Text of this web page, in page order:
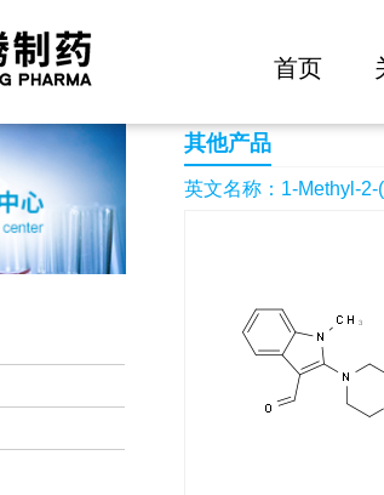
首页
产品中心 1-Methyl-2-(4-
其他产品
英文名称：1-Methyl-